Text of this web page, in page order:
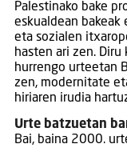
Palestinako bake
eskualdean bakeak
eta sozialen
hasten ari zen.
hurrengo urteetan
zen, modernitate
hiriaren irudia
Urte batzuetan
Bai, baina 2000.